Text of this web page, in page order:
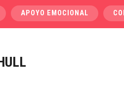
APOYO EMOCIONAL